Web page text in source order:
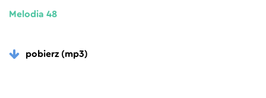
Melodia 48
pobierz (mp3)